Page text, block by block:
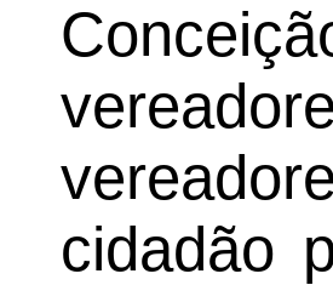
cidadão